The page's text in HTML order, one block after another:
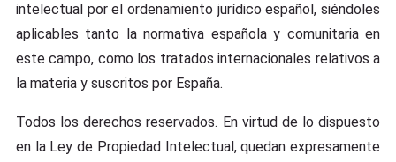
intelectual por el ordenamiento jurídico español, siéndoles
aplicables tanto la normativa española y comunitaria en
este campo, como los tratados internacionales relativos a
la materia y suscritos por España.
Todos los derechos reservados. En virtud de lo dispuesto
en la Ley de Propiedad Intelectual, quedan expresamente